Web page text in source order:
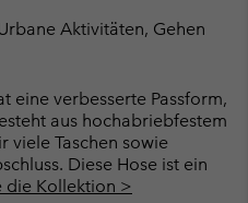
Aktivitäten, Gehen
eine verbesserte Passform,
aus hochabriebfestem
viele Taschen sowie
Diese Hose ist ein
die Kollektion >